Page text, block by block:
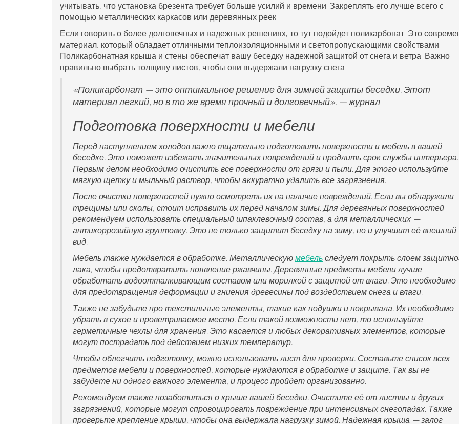
учитывать, что установка брезента требует больше усилий и времени. Закреплять его лучше всего с
помощью металлических каркасов или деревянных реек.
Если говорить о более долговечных и надежных решениях, то тут подойдет поликарбонат. Это
материал, который обладает отличными теплоизоляционными и светопропускающими свойствами.
Поликарбонатная крыша и стены обеспечат вашу беседку надежной защитой от снега и ветра. Важно
правильно выбрать толщину листов, чтобы они выдержали нагрузку снега.
«Поликарбонат — это оптимальное решение для зимней защиты беседки. Этот
материал легкий, но в то же время прочный и долговечный». — журнал
Подготовка поверхности и мебели
Перед наступлением холодов важно тщательно подготовить поверхности и мебель в вашей
беседке. Это поможет избежать значительных повреждений и продлить срок службы интерьера.
Первым делом необходимо очистить все поверхности от грязи и пыли. Для этого используйте
мягкую щетку и мыльный раствор, чтобы аккуратно удалить все загрязнения.
После очистки поверхностей нужно осмотреть их на наличие повреждений. Если вы обнаружили
трещины или сколы, стоит исправить их перед началом зимы. Для деревянных поверхностей
рекомендуем использовать специальный шпаклевочный состав, а для металлических —
антикоррозийную грунтовку. Это не только защитит беседку на зиму, но и улучшит её внешний
вид.
Мебель также нуждается в обработке. Металлическую мебель следует покрыть слоем
лака, чтобы предотвратить появление ржавчины. Деревянные предметы мебели лучше
обработать водоотталкивающим составом или морилкой с защитой от влаги. Это необходимо
для предотвращения деформации и гниения древесины под воздействием снега и влаги.
Также не забудьте про текстильные элементы, такие как подушки и покрывала. Их необходимо
убрать в сухое и проветриваемое место. Если такой возможности нет, то используйте
герметичные чехлы для хранения. Это касается и любых декоративных элементов, которые
могут пострадать под действием низких температур.
Чтобы облегчить подготовку, можно использовать лист для проверки. Составьте список всех
предметов мебели и поверхностей, которые нуждаются в обработке и защите. Так вы не
забудете ни одного важного элемента, и процесс пройдет организованно.
Рекомендуем также позаботиться о крыше вашей беседки. Очистите её от листвы и других
загрязнений, которые могут спровоцировать повреждение при интенсивных снегопадах. Также
проверьте крепление крыши, чтобы она выдержала нагрузку зимой. Надежная крыша — залог